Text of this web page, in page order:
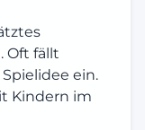
Oft fällt
ein.
Kindern im